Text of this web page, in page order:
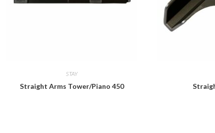
STAY
Straight Arms Tower/Piano 450